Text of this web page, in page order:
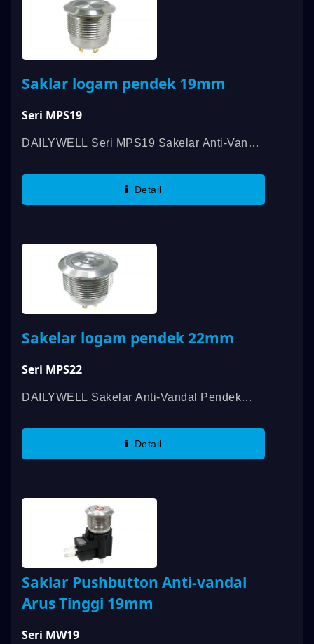
Saklar logam pendek 19mm
Seri MPS19
DAILYWELL Seri MPS19 Sakelar Anti-Vandal
Harapan Umur Panjang, Umur Mekanik
Detail
Sakelar logam pendek 22mm
Seri MPS22
DAILYWELL Sakelar Anti-Vandal Pendek
Panjang, Umur Mekanik Hingga 1.000.000
Detail
Saklar Pushbutton Anti-vandal
Arus Tinggi 19mm
Seri MW19